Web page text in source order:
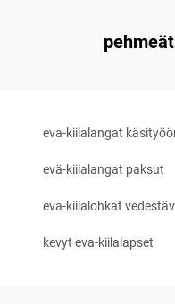
eva-kiilalangat
evä-kiilalangat paksut
eva-kiilalohkat
kevyt eva-kiilalapset